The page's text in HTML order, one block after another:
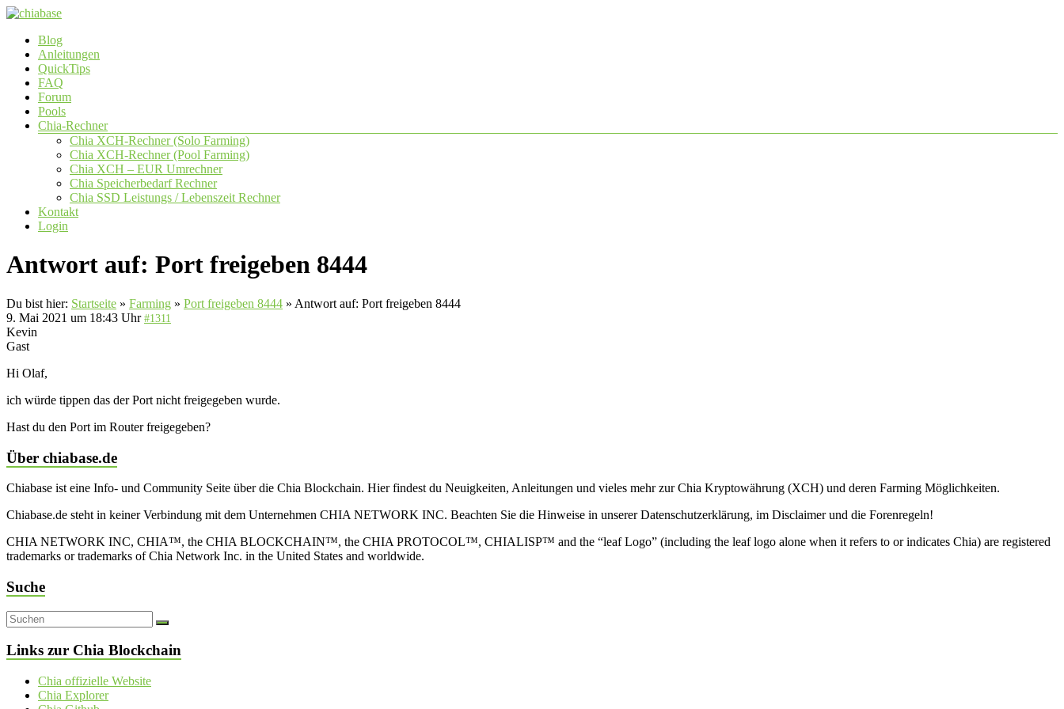
Zum
springen
chiabase
CHIA
Info-
Community
Seite
Menü
Blog
Anleitungen
QuickTips
FAQ
Forum
Pools
Chia-Rechner
Chia XCH-Rechner (Solo Farming)
Chia XCH-Rechner (Pool Farming)
Chia XCH – EUR Umrechner
Chia Speicherbedarf Rechner
Chia SSD Leistungs / Lebenszeit Rechner
Kontakt
Login
Antwort auf: Port freigeben 8444
Du bist hier: Startseite » Farming » Port freigeben 8444 » Antwort auf: Port freigeben 8444
9. Mai 2021 um 18:43 Uhr #1311
Kevin
Gast
Hi Olaf,
ich würde tippen das der Port nicht freigegeben wurde.
Hast du den Port im Router freigegeben?
Über chiabase.de
Chiabase ist eine Info- und Community Seite über die Chia Blockchain. Hier findest du Neuigkeiten, Anleitungen und vieles mehr zur Chia Kryptowährung (XCH) und deren Farming Möglichkeiten.
Chiabase.de steht in keiner Verbindung mit dem Unternehmen CHIA NETWORK INC. Beachten Sie die Hinweise in unserer Datenschutzerklärung, im Disclaimer und die Forenregeln!
CHIA NETWORK INC, CHIA™, the CHIA BLOCKCHAIN™, the CHIA PROTOCOL™, CHIALISP™ and the “leaf Logo” (including the leaf logo alone when it refers to or indicates Chia) are registered
trademarks or trademarks of Chia Network Inc. in the United States and worldwide.
Suche
Links zur Chia Blockchain
Chia offizielle Website
Chia Explorer